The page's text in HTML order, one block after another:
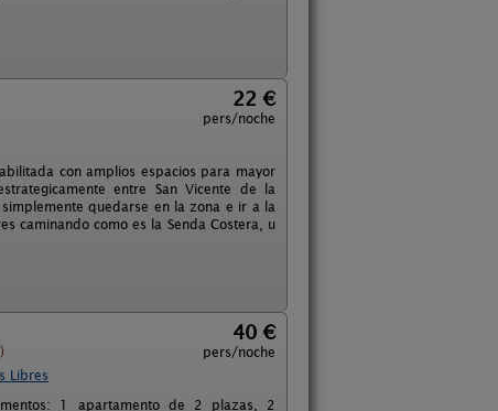
22 €
pers/noche
con amplios espacios para mayor
entre San Vicente de la
quedarse en la zona e ir a la
caminando como es la Senda Costera, u
40 €
pers/noche
Libres
1 apartamento de 2 plazas, 2